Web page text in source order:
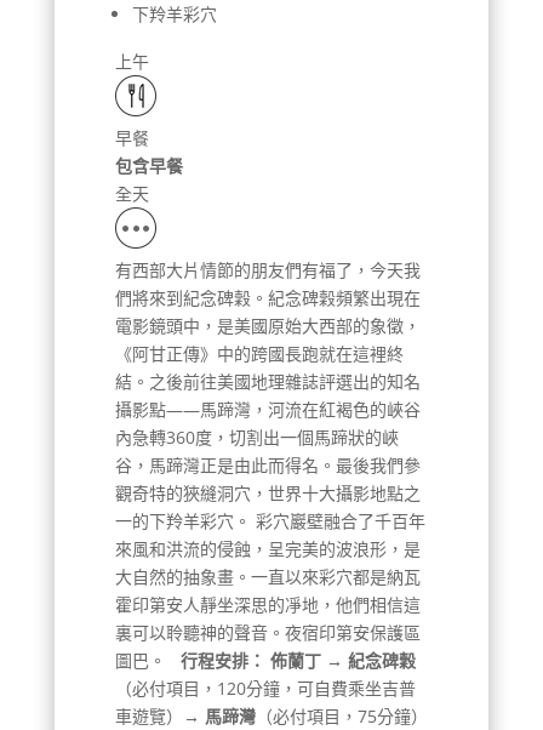
下羚羊彩穴
上午
早餐
包含早餐
全天
有西部大片情節的朋友們有福了，今天我
們將來到紀念碑穀。紀念碑穀頻繁出現在
電影鏡頭中，是美國原始大西部的象徵，
《阿甘正傳》中的跨國長跑就在這裡終
結。之後前往美國地理雜誌評選出的知名
攝影點——馬蹄灣，河流在紅褐色的峽谷
內急轉360度，切割出一個馬蹄狀的峽
谷，馬蹄灣正是由此而得名。最後我們參
觀奇特的狹縫洞穴，世界十大攝影地點之
一的下羚羊彩穴。 彩穴巖壁融合了千百年
來風和洪流的侵蝕，呈完美的波浪形，是
大自然的抽象畫。一直以來彩穴都是納瓦
霍印第安人靜坐深思的凈地，他們相信這
裏可以聆聽神的聲音。夜宿印第安保護區
圖巴。 行程安排： 佈蘭丁 → 紀念碑穀
（必付項目，120分鐘，可自費乘坐吉普
車遊覽）
→ 馬蹄灣（必付項目，75分鐘）